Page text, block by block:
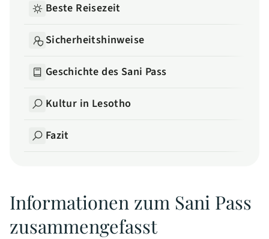
Beste Reisezeit
Sicherheitshinweise
Geschichte des Sani Pass
Kultur in Lesotho
Fazit
Informationen zum Sani Pass
zusammengefasst